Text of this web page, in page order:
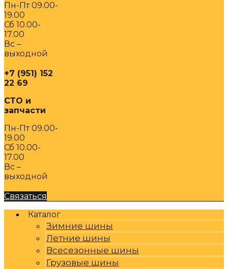
Пн-Пт 09.00-
19.00
Сб 10.00-
17.00
Вс –
выходной
+7 (951) 152
22 69
СТО и
запчасти
Пн-Пт 09.00-
19.00
Сб 10.00-
17.00
Вс –
выходной
Связаться
Каталог
Зимние шины
Летние шины
Всесезонные шины
Грузовые шины